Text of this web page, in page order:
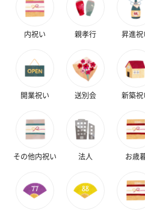
内祝い 親孝行 昇進祝
開業祝い 送別会 新築祝
その他内祝い 法人 お歳